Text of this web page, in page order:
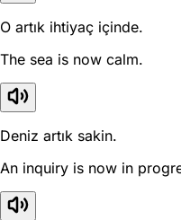
O artık ihtiyaç içinde.
The sea is now calm.
Deniz artık sakin.
An inquiry is now in